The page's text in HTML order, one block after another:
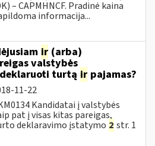
– CAPMHNCF. Pradinė kaina
informacija...
ir (arba)
valstybės
turtą ir pajamas?
11-22
Kandidatai į valstybės
pat į visas kitas pareigas,
deklaravimo įstatymo 2 str. 1